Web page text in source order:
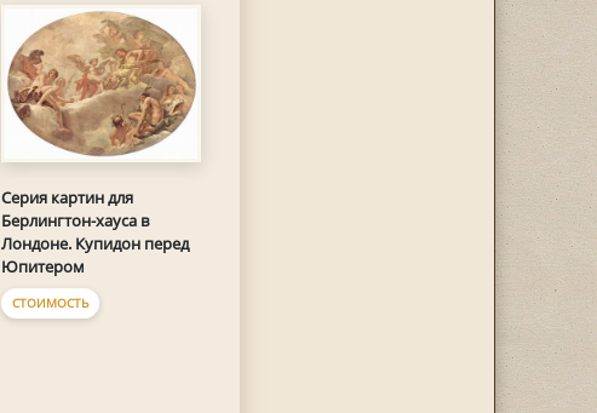
Серия картин для
Берлингтон-хауса в
Лондоне. Купидон перед
Юпитером
СТОИМОСТЬ